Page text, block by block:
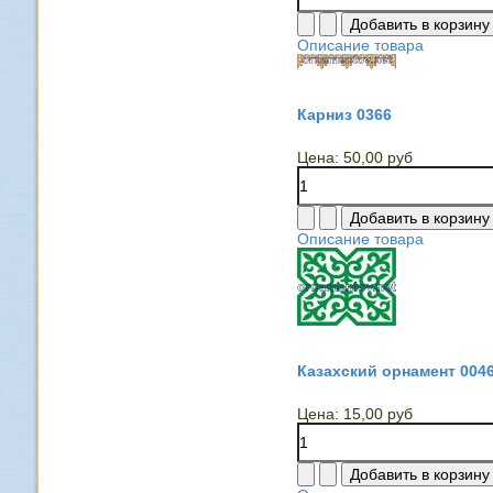
Описание товара
Карниз 0366
Цена: 50,00 руб
Описание товара
Казахский орнамент
Цена: 15,00 руб